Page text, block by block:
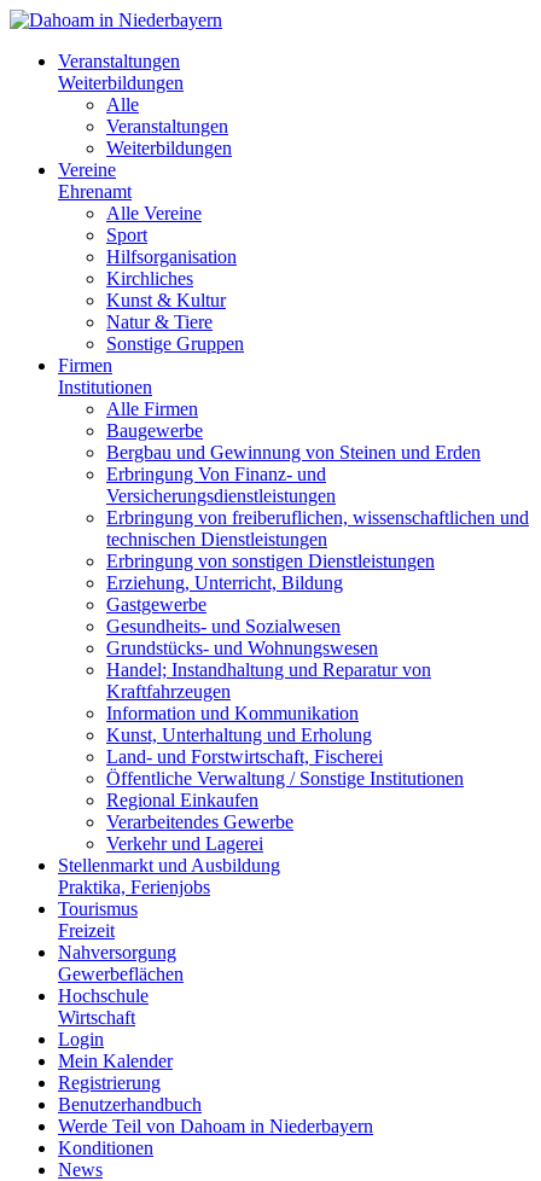
Veranstaltungen
Weiterbildungen
Alle
Veranstaltungen
Weiterbildungen
Vereine
Ehrenamt
Alle Vereine
Sport
Hilfsorganisation
Kirchliches
Kunst & Kultur
Natur & Tiere
Sonstige Gruppen
Firmen
Institutionen
Alle Firmen
Baugewerbe
Bergbau und Gewinnung von Steinen und Erden
Erbringung Von Finanz- und
Versicherungsdienstleistungen
Erbringung von freiberuflichen, wissenschaftlichen und
technischen Dienstleistungen
Erbringung von sonstigen Dienstleistungen
Erziehung, Unterricht, Bildung
Gastgewerbe
Gesundheits- und Sozialwesen
Grundstücks- und Wohnungswesen
Handel; Instandhaltung und Reparatur von
Kraftfahrzeugen
Information und Kommunikation
Kunst, Unterhaltung und Erholung
Land- und Forstwirtschaft, Fischerei
Öffentliche Verwaltung / Sonstige Institutionen
Regional Einkaufen
Verarbeitendes Gewerbe
Verkehr und Lagerei
Stellenmarkt und Ausbildung
Praktika, Ferienjobs
Tourismus
Freizeit
Nahversorgung
Gewerbeflächen
Hochschule
Wirtschaft
Login
Mein Kalender
Registrierung
Benutzerhandbuch
Werde Teil von Dahoam in Niederbayern
Konditionen
News